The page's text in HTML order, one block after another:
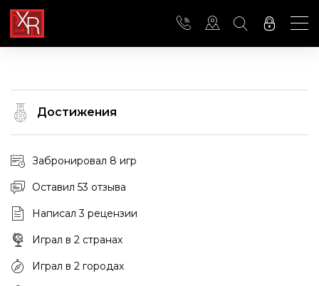
Достижения
Забронировал 8 игр
Оставил 53 отзыва
Написал 3 рецензии
Играл в 2 странах
Играл в 2 городах